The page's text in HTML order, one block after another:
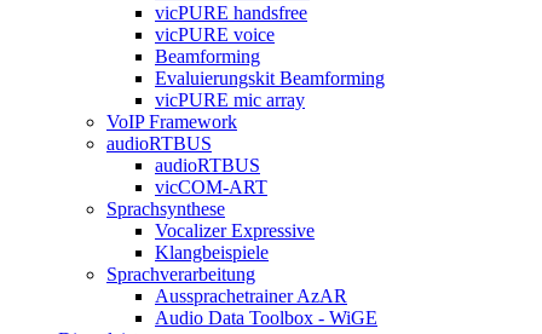
vicPURE handsfree
vicPURE voice
Beamforming
Evaluierungskit Beamforming
vicPURE mic array
VoIP Framework
audioRTBUS
audioRTBUS
vicCOM-ART
Sprachsynthese
Vocalizer Expressive
Klangbeispiele
Sprachverarbeitung
Aussprachetrainer AzAR
Audio Data Toolbox - WiGE